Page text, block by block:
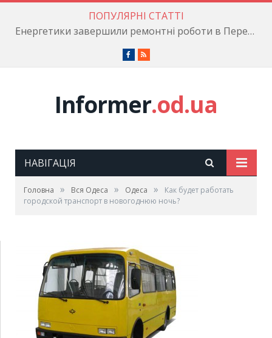
ПОПУЛЯРНІ СТАТТІ
Енергетики завершили ремонтні роботи в Пересипському районі
Facebook
RSS
Informer.od.ua
НАВІГАЦІЯ
Головна » Вся Одеса » Одеса »
Как будет работать
городской транспорт в новогоднюю ночь?